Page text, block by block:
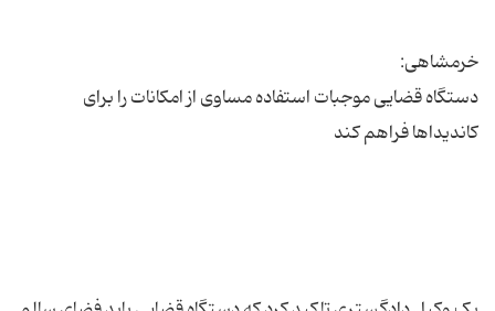
دستگاه قضایی موجبات استفاده مساوی از امکانات را برای